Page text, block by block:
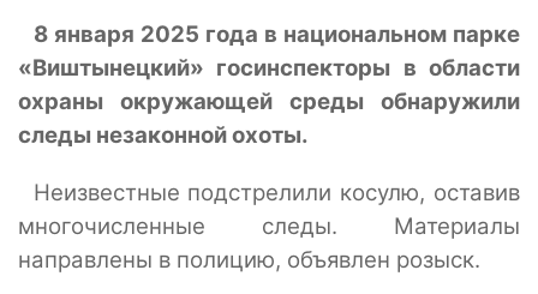
8 января 2025 года в национальном парке
«Виштынецкий» госинспекторы в области
охраны окружающей среды обнаружили
следы незаконной охоты.
Неизвестные подстрелили косулю, оставив
многочисленные следы. Материалы
направлены в полицию, объявлен розыск.